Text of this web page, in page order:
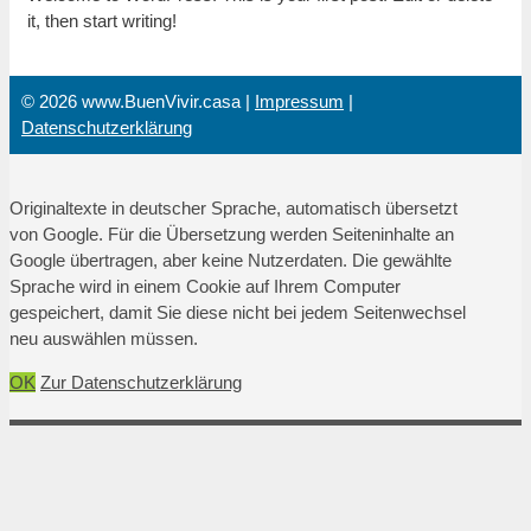
it, then start writing!
© 2026 www.BuenVivir.casa | Impressum |
Datenschutzerklärung
Originaltexte in deutscher Sprache, automatisch übersetzt
von Google. Für die Übersetzung werden Seiteninhalte an
Google übertragen, aber keine Nutzerdaten. Die gewählte
Sprache wird in einem Cookie auf Ihrem Computer
gespeichert, damit Sie diese nicht bei jedem Seitenwechsel
neu auswählen müssen.
OK Zur Datenschutzerklärung